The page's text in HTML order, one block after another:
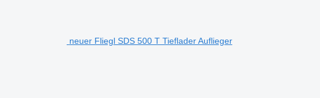
neuer Fliegl SDS 500 T Tieflader Auflieger